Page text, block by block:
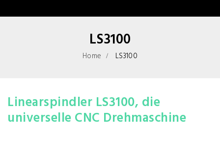
LS3100
Home LS3100
Linearspindler LS3100, die
universelle CNC Drehmaschine